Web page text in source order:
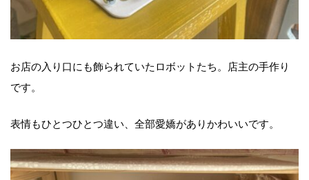
お店の入り口にも飾られていたロボットたち。店主の手作り
です。
表情もひとつひとつ違い、全部愛嬌がありかわいいです。